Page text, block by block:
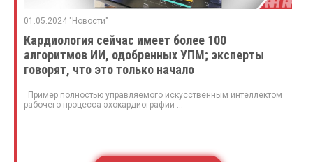
01.05.2024 "Новости"
Кардиология сейчас имеет более 100
алгоритмов ИИ, одобренных УПМ; эксперты
говорят, что это только начало
Пример полностью управляемого искусственным интеллектом
рабочего процесса эхокардиографии ...